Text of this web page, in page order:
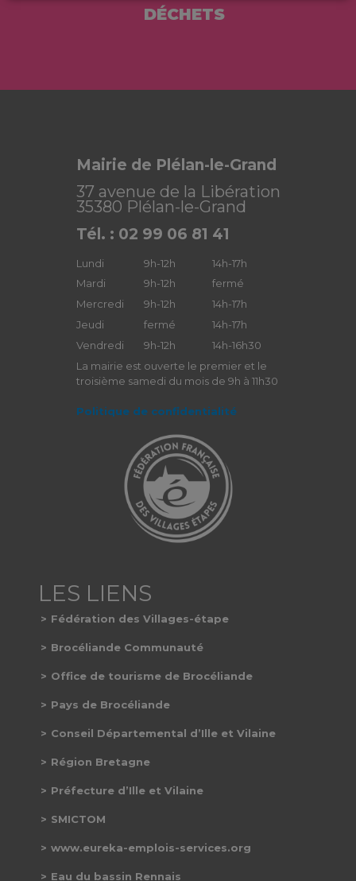
DÉCHETS
Mairie de Plélan-le-Grand
37 avenue de la Libération
35380 Plélan-le-Grand
Tél. : 02 99 06 81 41
Lundi 9h-12h
14h-17h
Mardi
9h-12h
fermé
Mercredi
9h-12h
14h-17h
Jeudi
fermé
14h-17h
Vendredi
9h-12h
14h-16h30
La mairie est ouverte le premier et le
troisième samedi du mois de 9h à 11h30
Politique de confidentialité
Fédération des Villages-étape
Brocéliande Communauté
Office de tourisme de Brocéliande
Pays de Brocéliande
Conseil Départemental d’Ille et Vilaine
Région Bretagne
Préfecture d’Ille et Vilaine
SMICTOM
www.eureka-emplois-services.org
Eau du bassin Rennais